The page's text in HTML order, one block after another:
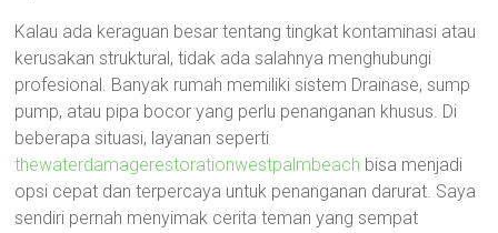
Kalau ada keraguan besar tentang tingkat kontaminasi atau
kerusakan struktural, tidak ada salahnya menghubungi
profesional. Banyak rumah memiliki sistem Drainase, sump
pump, atau pipa bocor yang perlu penanganan khusus. Di
beberapa situasi, layanan seperti
thewaterdamagerestorationwestpalmbeach bisa menjadi
opsi cepat dan terpercaya untuk penanganan darurat. Saya
sendiri pernah menyimak cerita teman yang sempat